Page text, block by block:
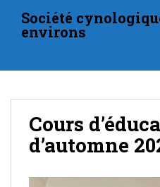
t
Société
environs
Cours
d’automne